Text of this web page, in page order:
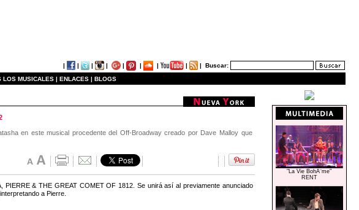
| | | | | | | | | Buscar:
LOS MUSICALES | ENLACES | BLOGS
en este musical procedente del Off-Broadway creado por Dave Malloy que
& THE GREAT COMET OF 1812. Se unirá así al previamente anunciado
a Pierre.
"La Vie BohÃ¨me"
RENT